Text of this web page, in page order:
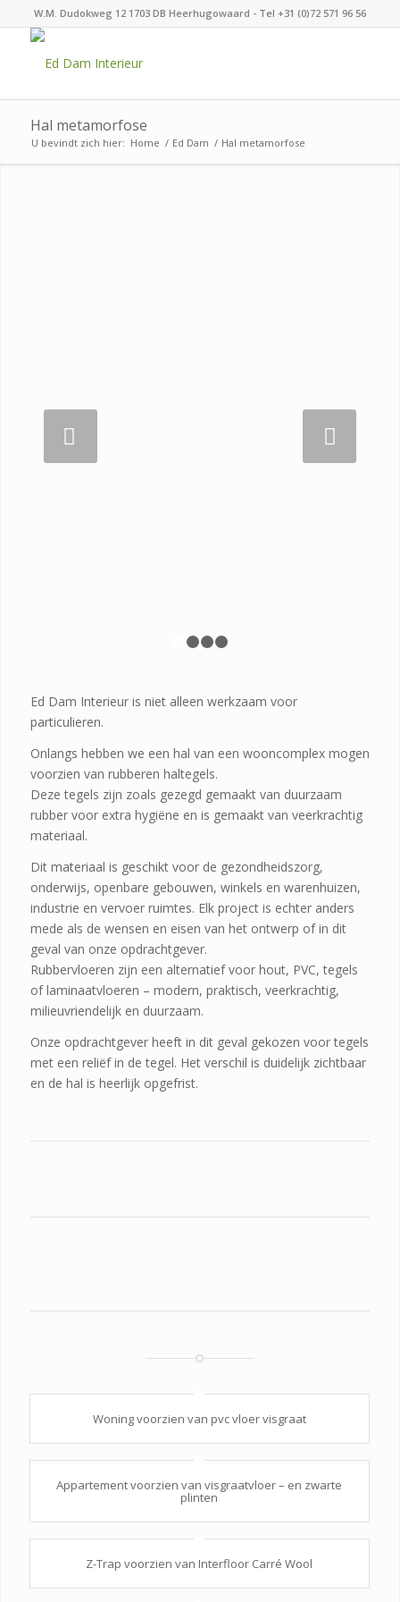
W.M. Dudokweg 12 1703 DB Heerhugowaard - Tel +31 (0)72 571 96 56
Hal metamorfose
U bevindt zich hier: Home / Ed Dam / Hal metamorfose
Ed Dam Interieur is niet alleen werkzaam voor
particulieren.
Onlangs hebben we een hal van een wooncomplex mogen
voorzien van rubberen haltegels.
Deze tegels zijn zoals gezegd gemaakt van duurzaam
rubber voor extra hygiëne en is gemaakt van veerkrachtig
materiaal.
Dit materiaal is geschikt voor de gezondheidszorg,
onderwijs, openbare gebouwen, winkels en warenhuizen,
industrie en vervoer ruimtes. Elk project is echter anders
mede als de wensen en eisen van het ontwerp of in dit
geval van onze opdrachtgever.
Rubbervloeren zijn een alternatief voor hout, PVC, tegels
of laminaatvloeren – modern, praktisch, veerkrachtig,
milieuvriendelijk en duurzaam.
Onze opdrachtgever heeft in dit geval gekozen voor tegels
met een reliëf in de tegel. Het verschil is duidelijk zichtbaar
en de hal is heerlijk opgefrist.
Woning voorzien van pvc vloer visgraat
Appartement voorzien van visgraatvloer – en zwarte
plinten
Z-Trap voorzien van Interfloor Carré Wool